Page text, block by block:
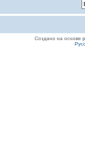
Создано на основе